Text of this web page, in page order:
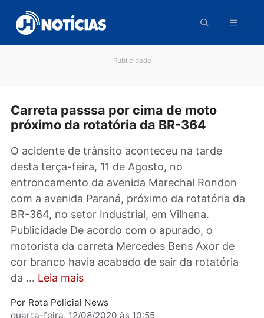
para
conteúdo
Carreta passsa por cima de moto
O acidente de trânsito aconteceu na tarde
desta terça-feira, 11 de Agosto, no
entroncamento da avenida Marechal Rondon
com a avenida Paraná, próximo da rotatória
BR-364, no setor Industrial, em Vilhena.
Publicidade De acordo com o apurado, o
motorista da carreta Mercedes Bens Axor de
da ...Leia mais